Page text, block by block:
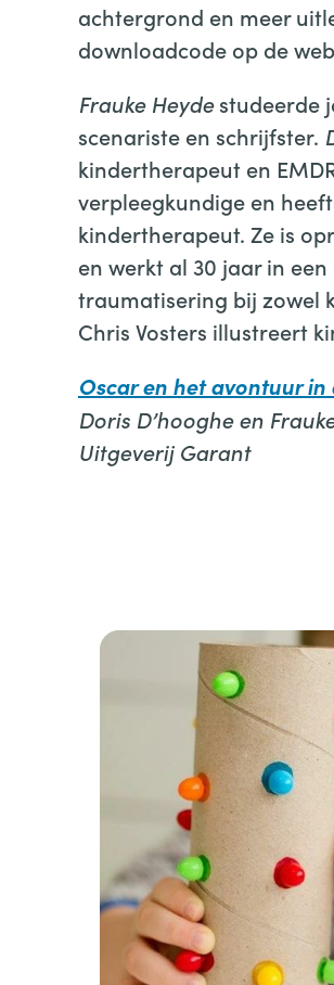
achtergrond en meer
downloadcode op de
Frauke Heydestudeerde
scenariste en schrijfster.
kindertherapeut en
verpleegkundige en
kindertherapeut. Ze is
en werkt al 30 jaar in
traumatisering bij zowel
Chris Vosters illustreert
Oscar en het avontuur in
Doris D’hooghe en
Uitgeverij Garant